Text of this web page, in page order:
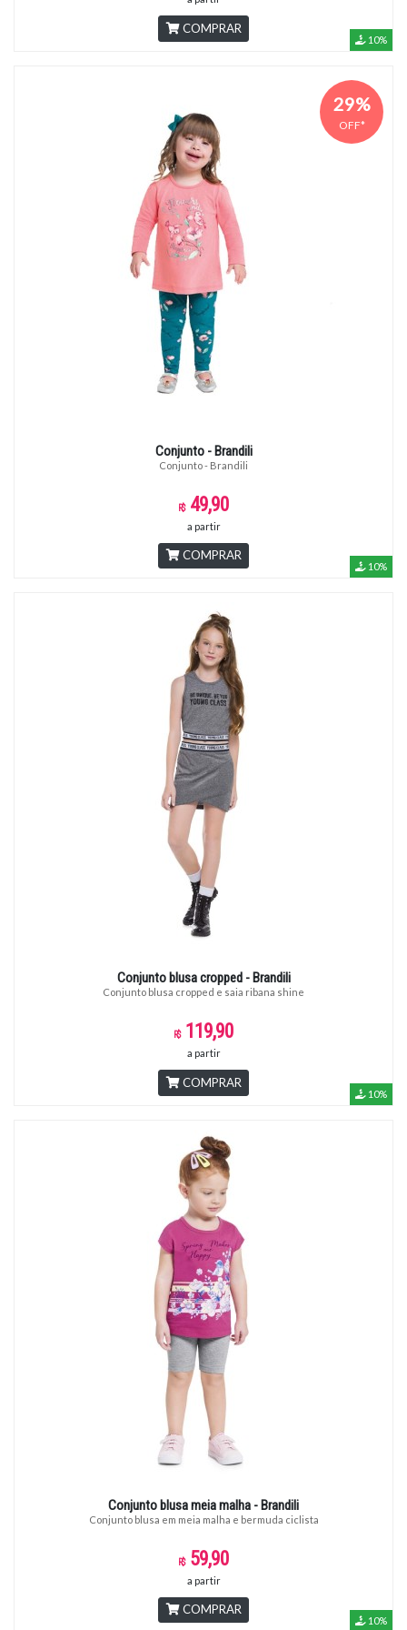
COMPRAR
10%
29%
OFF*
Conjunto - Brandili
Conjunto - Brandili
49,90
a partir
COMPRAR
10%
Conjunto blusa cropped - Brandili
Conjunto blusa cropped e saia ribana shine
119,90
a partir
COMPRAR
10%
Conjunto blusa meia malha - Brandili
Conjunto blusa em meia malha e bermuda ciclista
59,90
a partir
COMPRAR
10%